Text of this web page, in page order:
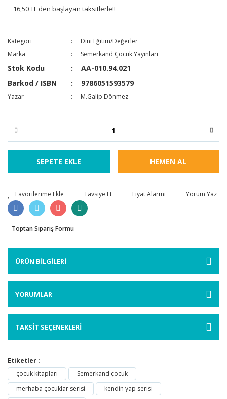
16,50 TL den başlayan taksitlerle!!
Kategori
Dini Eğitim/Değerler
Marka
Semerkand Çocuk Yayınları
Stok Kodu
AA-010.94.021
Barkod / ISBN
9786051593579
Yazar M.Galip Dönmez
SEPETE EKLE HEMEN AL
Tavsiye Et Fiyat Alarmı Yorum Yaz
Toptan Sipariş Formu
ÜRÜN BİLGİLERİ
YORUMLAR
TAKSİT SEÇENEKLERİ
Etiketler :
çocuk kitapları
Semerkand çocuk
merhaba çocuklar serisi
kendin yap serisi